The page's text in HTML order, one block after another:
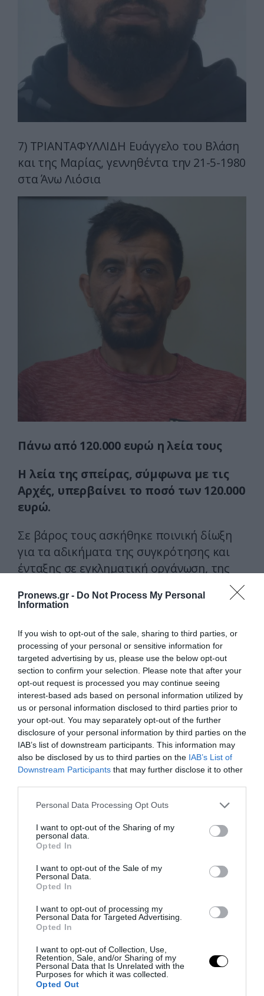
Pronews.gr - Do Not Process My Personal
Information
If you wish to opt-out of the sale, sharing to third parties, or
processing of your personal or sensitive information for
targeted advertising by us, please use the below opt-out
section to confirm your selection. Please note that after your
opt-out request is processed you may continue seeing
interest-based ads based on personal information utilized by
us or personal information disclosed to third parties prior to
your opt-out. You may separately opt-out of the further
disclosure of your personal information by third parties on the
IAB’s list of downstream participants. This information may
also be disclosed by us to third parties on the IAB’s List of
Downstream Participants that may further disclose it to other
Please note that this website/app uses one or more Google
not limited to your visit or usage behaviour. You may click to
grant or deny consent to Google and its third-party tags to
use your data for below specified purposes in below Google
consent section.
Personal Data Processing Opt Outs
I want to opt-out of the Sharing of my
personal data.
Opted In
I want to opt-out of the Sale of my
Personal Data.
Opted In
I want to opt-out of processing my
Personal Data for Targeted Advertising.
Opted In
I want to opt-out of Collection, Use,
Retention, Sale, and/or Sharing of my
Personal Data that Is Unrelated with the
Purposes for which it was collected.
Opted Out
7) ΤΡΙΑΝΤΑΦΥΛΛΙΔΗ Ευάγγελο του Βλάση
και της Μαρίας, γεννηθέντα την 21-5-1980
στα Άνω Λιόσια
Πάνω από 120.000 ευρώ η λεία τους
Η λεία της σπείρας, σύμφωνα με τις
Αρχές, υπερβαίνει το ποσό των 120.000
ευρώ.
Σε βάρος τους ασκήθηκε ποινική δίωξη
για τα αδικήματα της συγκρότησης και
ένταξης σε εγκληματική οργάνωση, της
από δύο ή περισσότερους που είχαν
από υπαίτιο που διαπράττει κλοπές κατ’
επάγγελμα, από κοινού και κατ’
εξακολούθηση, τετελεσμένη και σε
απόπειρα, της απάτης με υπολογιστή,
κατά συναυτουργία και κατ’
εξακολούθηση, της απόπειρας απάτης,
κατά συναυτουργία, της αντιποίησης,
από κοινού και κατ’ εξακολούθηση, της
διακεκριμένης νομιμοποίησης εσόδων
από εγκληματικές δραστηριότητες από
υπαίτιους που ασκούν τέτοιες
και ως μέλη εγκληματικής οργάνωσης, η
οποία επιδιώκει την τέλεση πράξεων
νομιμοποίησης με αντικείμενο αυτής
περιουσία που προέρχεται από τα
και του άρθρου 374 Π.Κ. και που
υπερβαίνει συνολικά σε αξία το ποσό των
-120.000- ευρώ κατά συναυτουργία και
κατ’ εξακολούθηση.